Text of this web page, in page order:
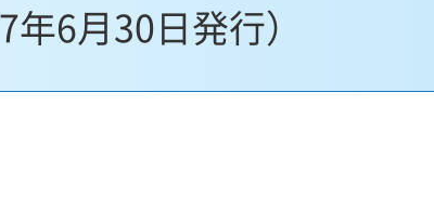
6月30日発行）